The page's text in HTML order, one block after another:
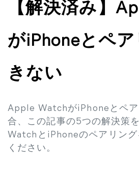
【解決済み】
がiPhoneとペ
きない
Apple WatchがiPhoneとペ
合、この記事の5つの解決策
WatchとiPhoneのペアリング
ください。